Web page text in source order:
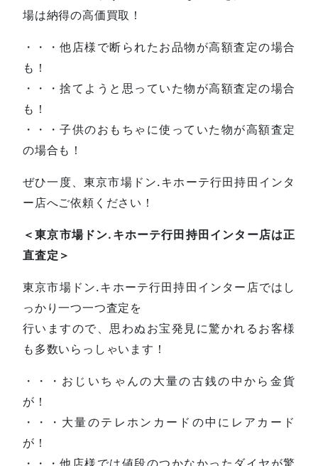
場は納得の高価買取！
・・・他店様で断られたお品物が高額査定の場合
も！
・・・捨てようと思っていた物が高額査定の場合
も！
・・・子供のおもちゃに使っていた物が高額査定
の場合も！
ぜひ一度、東京市場ドン.キホーテ行田持田インタ
ー店へご依頼ください！
＜東京市場ドン.キホーテ行田持田インター店は正
直査定＞
東京市場ドン.キホーテ行田持田インター店ではし
っかり一つ一つ査定を
行いますので、思わぬお宝発見に驚かれるお客様
も多数いらっしゃいます！
・・・おじいちゃんの大量の古銭の中から金貨
が！
・・・大量のテレホンカードの中にレアカード
が！
・・・他店様では値段のつかなかったダイヤが驚